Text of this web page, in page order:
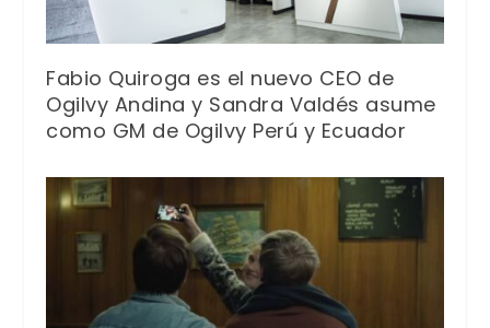
Fabio Quiroga es el nuevo CEO de
Ogilvy Andina y Sandra Valdés asume
como GM de Ogilvy Perú y Ecuador